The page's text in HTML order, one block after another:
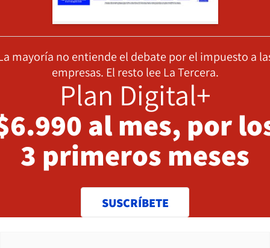
mayoría no entiende el debate por el impuesto a
empresas. El resto lee La Tercera.
Plan Digital+
al mes, por
3 primeros meses
SUSCRÍBETE